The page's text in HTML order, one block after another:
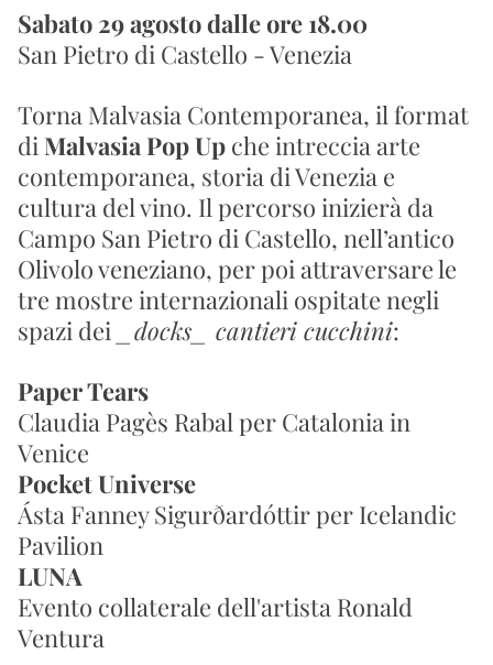
Sabato 29 agosto dalle ore 18.00
San Pietro di Castello - Venezia
Torna Malvasia Contemporanea, il format
di Malvasia Pop Up che intreccia arte
contemporanea, storia di Venezia e
cultura del vino. Il percorso inizierà da
Campo San Pietro di Castello, nell’antico
Olivolo veneziano, per poi attraversare le
tre mostre internazionali ospitate negli
spazi dei
_docks_ cantieri cucchini:
Paper Tears
Claudia Pagès Rabal per Catalonia in
Venice
Pocket Universe
Ásta Fanney Sigurðardóttir per Icelandic
Pavilion
LUNA
Evento collaterale dell'artista Ronald
Ventura